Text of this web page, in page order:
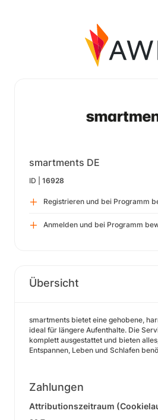
smartments DE
ID | 16928
Registrieren und bei Programm
Anmelden und bei Programm
Übersicht
smartments bietet eine gehobene,
ideal für längere Aufenthalte. Die
komplett ausgestattet und bieten
Entspannen, Leben und Schlafen
Zahlungen
Attributionszeitraum